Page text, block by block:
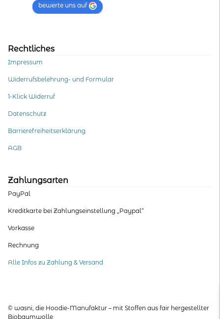
bewerte uns auf
Rechtliches
Impressum
Widerrufsbelehrung- und Formular
1-Klick Widerruf
Datenschutz
Barrierefreiheitserklärung
AGB
Zahlungsarten
PayPal
Kreditkarte bei Zahlungseinstellung „Paypal“
Vorkasse
Rechnung
Alle Infos zu Zahlung & Versand
© wasni, die Hoodie-Manufaktur – mit Stoffen aus fair hergestellter
Biobaumwolle